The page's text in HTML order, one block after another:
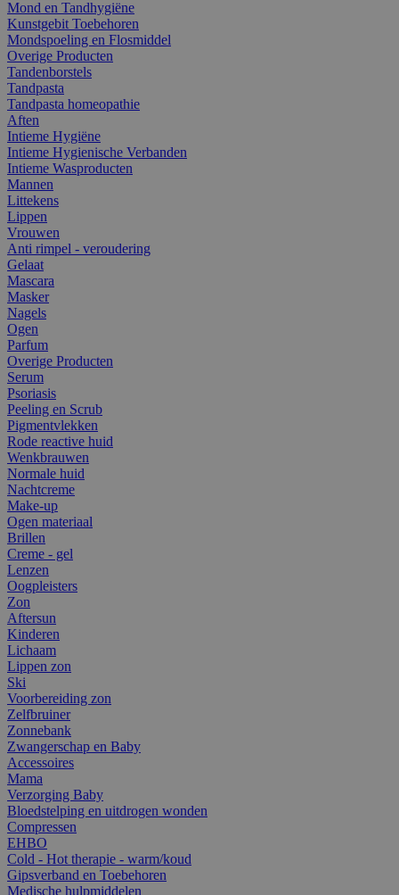
Mond en Tandhygiëne
Kunstgebit Toebehoren
Mondspoeling en Flosmiddel
Overige Producten
Tandenborstels
Tandpasta
Tandpasta homeopathie
Aften
Intieme Hygiëne
Intieme Hygienische Verbanden
Intieme Wasproducten
Mannen
Littekens
Lippen
Vrouwen
Anti rimpel - veroudering
Gelaat
Mascara
Masker
Nagels
Ogen
Parfum
Overige Producten
Serum
Psoriasis
Peeling en Scrub
Pigmentvlekken
Rode reactive huid
Wenkbrauwen
Normale huid
Nachtcreme
Make-up
Ogen materiaal
Brillen
Creme - gel
Lenzen
Oogpleisters
Zon
Aftersun
Kinderen
Lichaam
Lippen zon
Ski
Voorbereiding zon
Zelfbruiner
Zonnebank
Zwangerschap en Baby
Accessoires
Mama
Verzorging Baby
Bloedstelping en uitdrogen wonden
Compressen
EHBO
Cold - Hot therapie - warm/koud
Gipsverband en Toebehoren
Medische hulpmiddelen